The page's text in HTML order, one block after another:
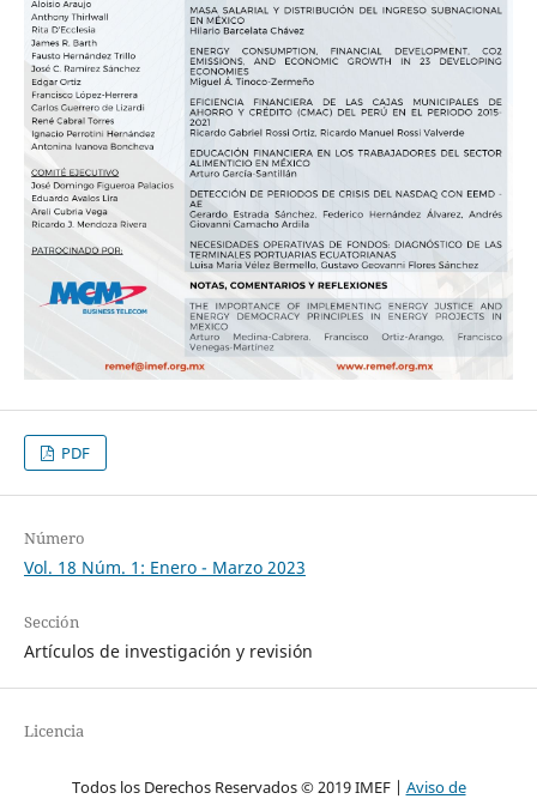
PDF
Número
Vol. 18 Núm. 1: Enero - Marzo 2023
Sección
Artículos de investigación y revisión
Licencia
Todos los Derechos Reservados © 2019 IMEF | Aviso de